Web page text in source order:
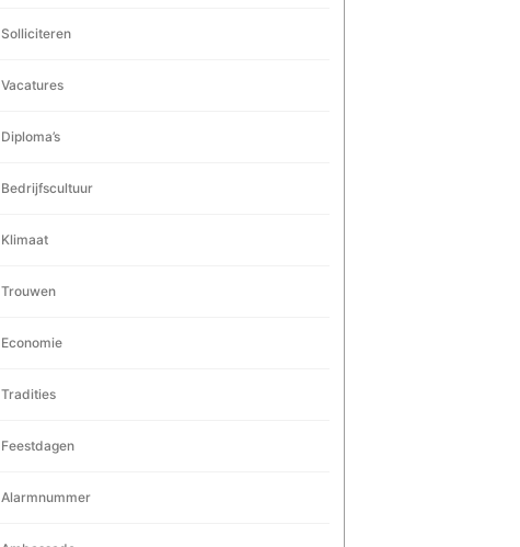
Solliciteren
Vacatures
Diploma’s
Bedrijfscultuur
Klimaat
Trouwen
Economie
Tradities
Feestdagen
Alarmnummer